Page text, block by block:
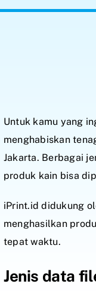
Untuk kamu yang
menghabiskan
Jakarta. Berbagai
produk kain bisa
iPrint.id didukung
menghasilkan
tepat waktu.
Jenis data